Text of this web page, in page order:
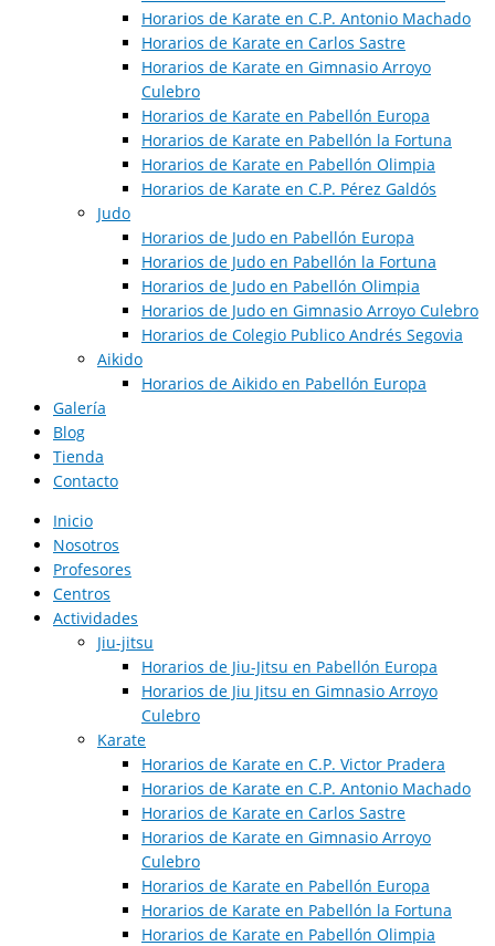
Horarios de Karate en C.P. Antonio Machado
Horarios de Karate en Carlos Sastre
Horarios de Karate en Gimnasio Arroyo
Culebro
Horarios de Karate en Pabellón Europa
Horarios de Karate en Pabellón la Fortuna
Horarios de Karate en Pabellón Olimpia
Horarios de Karate en C.P. Pérez Galdós
Judo
Horarios de Judo en Pabellón Europa​
Horarios de Judo en Pabellón la Fortuna
Horarios de Judo en Pabellón Olimpia
Horarios de Judo en Gimnasio Arroyo Culebro
Horarios de Colegio Publico Andrés Segovia
Aikido
Horarios de Aikido en Pabellón Europa​
Galería
Blog
Tienda
Contacto
Inicio
Nosotros
Profesores
Centros
Actividades
Jiu-jitsu
Horarios de Jiu-Jitsu en Pabellón Europa
Horarios de Jiu Jitsu en Gimnasio Arroyo
Culebro
Karate
Horarios de Karate en C.P. Victor Pradera
Horarios de Karate en C.P. Antonio Machado
Horarios de Karate en Carlos Sastre
Horarios de Karate en Gimnasio Arroyo
Culebro
Horarios de Karate en Pabellón Europa
Horarios de Karate en Pabellón la Fortuna
Horarios de Karate en Pabellón Olimpia